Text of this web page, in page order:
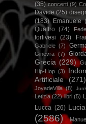
(35) concerti (9)
Davide (25)
(183)
Emanuele
Quattro (74)
forlivesi (23)
Gabriele (7)
Ginevra (7)
Grecia (229)
Hip-Hop (3)
Artificiale
(271)
JoyadeVilla (8)
Letizia (22) libri (5)
Lucca (26) Lucia
(2586)